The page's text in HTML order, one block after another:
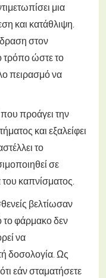
μια
και κατάθλιψη.
στον
τρόπο ώστε το
πειρασμό να
που προάγει την
και εξαλείφει
το
σε
καπνίσματος.
βελτίωσαν
το φάρμακο δεν
να
δοσολογία. Ως
εάν σταματήσετε